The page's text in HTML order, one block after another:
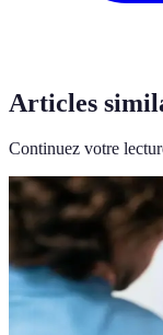
Articles
Continuez votre